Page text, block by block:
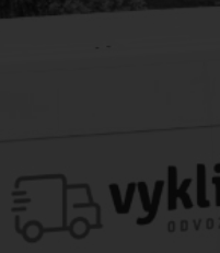
Vyklízení sklepů a
Vyklízení zahrad